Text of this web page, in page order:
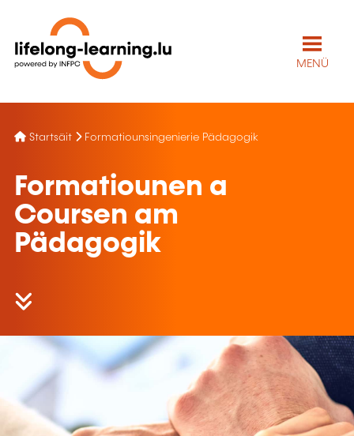
MENÜ
Startsäit Formatiounsingenierie Pädagogik
Formatiounen a
Coursen am
Pädagogik